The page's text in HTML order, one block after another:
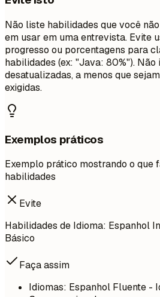
Não liste habilidades que você
em usar em uma entrevista. Evite
progresso ou porcentagens para
habilidades (ex: "Java: 80%").
desatualizadas, a menos que
exigidas.
Exemplos práticos
Exemplo prático mostrando o que
habilidades
Evite
Habilidades de Idioma: Espanhol
Básico
Faça assim
Idiomas: Espanhol Fluente -